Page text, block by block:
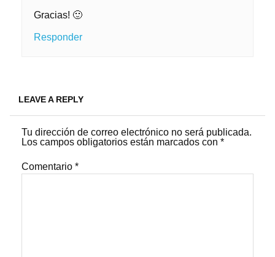
Gracias! 🙂
Responder
LEAVE A REPLY
Tu dirección de correo electrónico no será publicada.
Los campos obligatorios están marcados con*
Comentario*